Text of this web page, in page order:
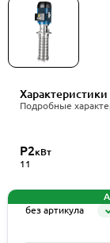
Характеристики
Подробные
P2кВт
11
без артикула